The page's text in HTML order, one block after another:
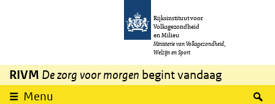
Overslaan en naar de inhoud gaan
Rijksinstituut voor
Volksgezondheid
en Milieu
Ministerie van Volksgezondheid,
Welzijn en Sport
RIVM De zorg voor morgen begint vandaag
Menu